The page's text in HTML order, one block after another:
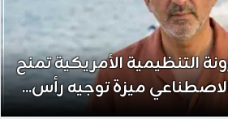
التنظيمية الأمريكية تمنح
ميزة توجيه رأس...